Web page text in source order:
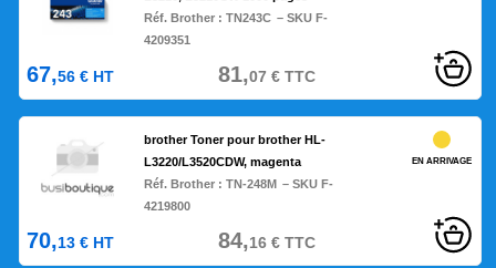
Réf. Brother :TN243C – SKU F-
4209351
67,56 € HT 81,07 €TTC
brother Toner pour brother HL-
L3220/L3520CDW, magenta
Réf. Brother :TN-248M – SKU F-
4219800
EN ARRIVAGE
70,13 € HT 84,16€TTC